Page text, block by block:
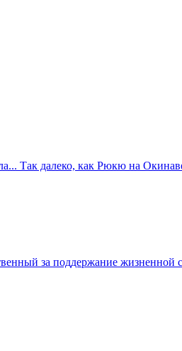
Так далеко, как Рюкю на
за поддержание жизненной